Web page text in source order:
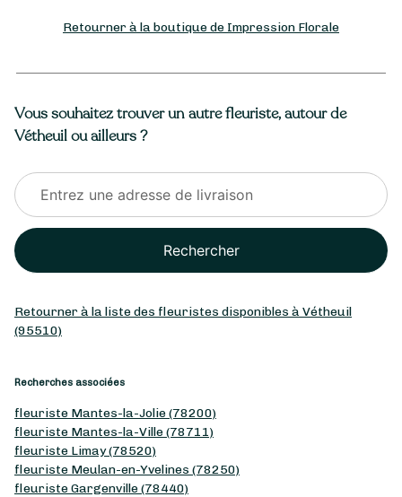
Retourner à la boutique de Impression Florale
Vous souhaitez trouver un autre fleuriste, autour de
Vétheuil ou ailleurs ?
Rechercher
Retourner à la liste des fleuristes disponibles à Vétheuil
(95510)
Recherches associées
fleuriste Mantes-la-Jolie (78200)
fleuriste Mantes-la-Ville (78711)
fleuriste Limay (78520)
fleuriste Meulan-en-Yvelines (78250)
fleuriste Gargenville (78440)